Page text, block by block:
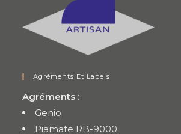
Agréments Et Labels
Agréments :
Genio
Piamate RB-9000